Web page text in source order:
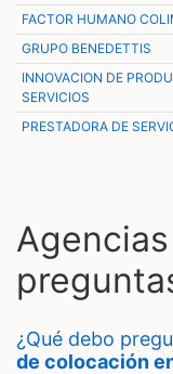
FACTOR HUMANO
GRUPO BENEDETTIS
INNOVACION DE
SERVICIOS
PRESTADORA DE
¿qué debo
de colocación